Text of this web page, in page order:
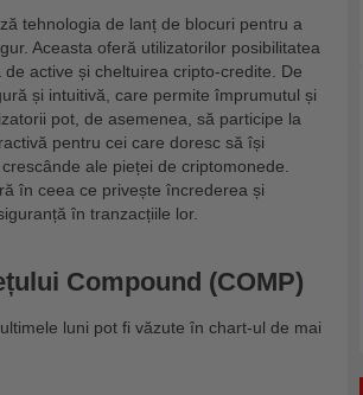
tehnologia de lanț de blocuri pentru a
Aceasta oferă utilizatorilor posibilitatea
active și cheltuirea cripto-credite. De
și intuitivă, care permite împrumutul și
pot, de asemenea, să participe la
pentru cei care doresc să își
ale pieței de criptomonede.
în ceea ce privește încrederea și
în tranzacțiile lor.
Compound (COMP)
luni pot fi văzute în chart-ul de mai